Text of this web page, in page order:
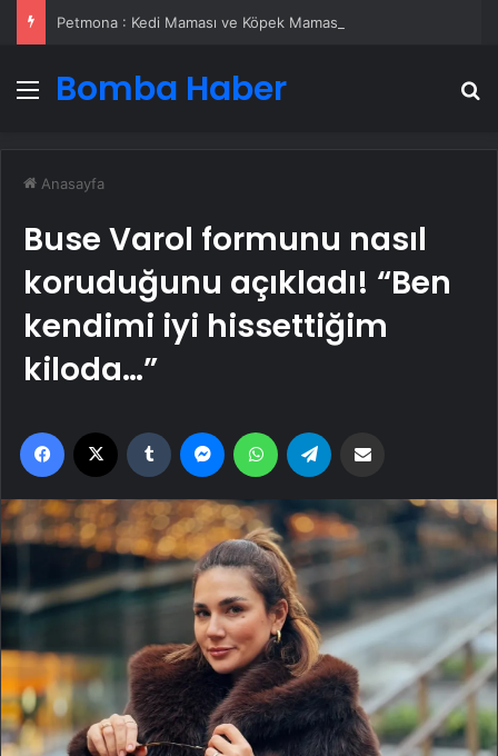
Menü
Bomba Haber
Anasayfa
Buse Varol formunu nasıl
koruduğunu açıkladı! “Ben
kendimi iyi hissettiğim
kiloda…”
Facebook Tumblr MessengerWhatsApp